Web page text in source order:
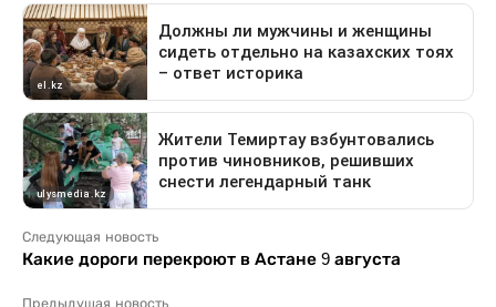
Следующая новость
Какие дороги перекроют в Астане 9 августа